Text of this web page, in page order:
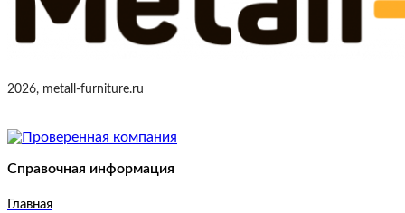
2026, metall-furniture.ru
Справочная информация
Главная